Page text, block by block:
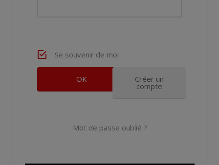
Se souvenir de moi
Créer un
compte
Mot de passe oublié ?